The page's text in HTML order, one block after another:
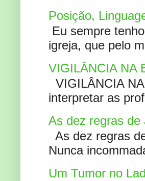
Posição,
Eu sempre
igreja, que pelo
VIGILÂNCIA NA
VIGILÂNCIA
interpretar as
As dez regras de
As dez regras
Nunca
Um Tumor no